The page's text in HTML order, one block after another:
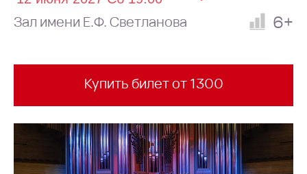
Зал имени Е.Ф. Светланова 6+
Купить билет от 1300